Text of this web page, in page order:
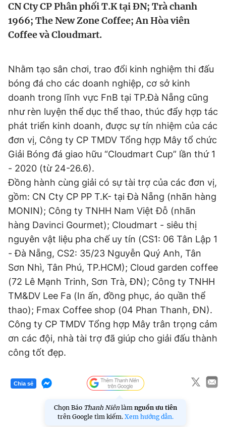
Sản phẩm khác
Thông tin tòa soạn Liên hệ quảng cáo
Đọc Thanh Niên trên điện thoại
Theo dõi báo trên
Hotline
0906 645 777
Liên hệ quảng cáo
0908 780 404
Đặt báo Quảng cáo RSS Tòa soạn Chính sách bảo
Phó tổng biên tập thường trực: Hải Thành
Phó tổng biên tập: Lâm Hiếu Dũng
Phó tổng biên tập: Trần Việt Hưng
Tổng thư ký tòa soạn: Đức Trung
Giấy phép xuất bản số 110/GP - BTTTT cấp ngày 24.3.2020
chép dưới mọi hình thức nếu không có sự chấp thuận bằng văn
bản. Phát triển bởi ePi Technologies, JSC.
CN Cty CP Phân phối T.K tại ĐN; Trà chanh
1966; The New Zone Coffee; An Hòa viên
Coffee và Cloudmart.
Nhằm tạo sân chơi, trao đổi kinh nghiệm thi đấu
bóng đá cho các doanh nghiệp, cơ sở kinh
doanh trong lĩnh vực FnB tại TP.Đà Nẵng cũng
như rèn luyện thể dục thể thao, thúc đẩy hợp tác
phát triển kinh doanh, được sự tín nhiệm của các
đơn vị, Công ty CP TMDV Tổng hợp Mây tổ chức
Giải Bóng đá giao hữu “Cloudmart Cup” lần thứ 1
- 2020 (từ 24-26.6).
Đồng hành cùng giải có sự tài trợ của các đơn vị,
gồm: CN Cty CP PP T.K- tại Đà Nẵng (nhãn hàng
MONIN); Công ty TNHH Nam Việt Đỗ (nhãn
hàng Davinci Gourmet); Cloudmart - siêu thị
nguyên vật liệu pha chế uy tín (CS1: 06 Tân Lập 1
- Đà Nẵng, CS2: 35/23 Nguyễn Quý Anh, Tân
Sơn Nhì, Tân Phú, TP.HCM); Cloud garden coffee
(72 Lê Mạnh Trinh, Sơn Trà, ĐN); Công ty TNHH
TM&DV Lee Fa (In ấn, đồng phục, áo quần thể
thao); Fmax Coffee shop (04 Phan Thanh, ĐN).
Công ty CP TMDV Tổng hợp Mây trân trọng cảm
ơn các đội, nhà tài trợ đã giúp cho giải đấu thành
công tốt đẹp.
Chia sẻ
Chọn Báo Thanh Niên làm nguồn ưu tiên
trên Google tìm kiếm. Xem hướng dẫn.